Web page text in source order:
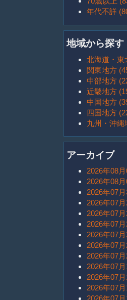
年代不詳
地域から探す
北海道・東
関東地方
中部地方
近畿地方
中国地方
四国地方
九州・沖縄
アーカイブ
2026年08
2026年08
2026年07
2026年07
2026年07
2026年07
2026年07
2026年07
2026年07
2026年07
2026年07
2026年07